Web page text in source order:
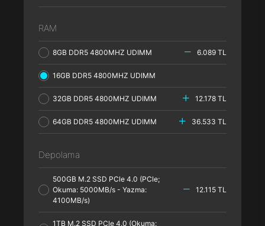
RAM
8GB DDR5 4800MHZ UDIMM 6.089 TL
16GB DDR5 4800MHZ UDIMM
32GB DDR5 4800MHZ UDIMM 12.178 TL
64GB DDR5 4800MHZ UDIMM 36.533 TL
Depolama
500GB M.2 SSD PCle 4.0 (PCle;
Okuma: 5000MB/s - Yazma:
4100MB/s)
12.115 TL
1TB M.2 SSD PCle 4.0 (Okuma: